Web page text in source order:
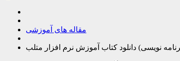
مقاله های آموزشی